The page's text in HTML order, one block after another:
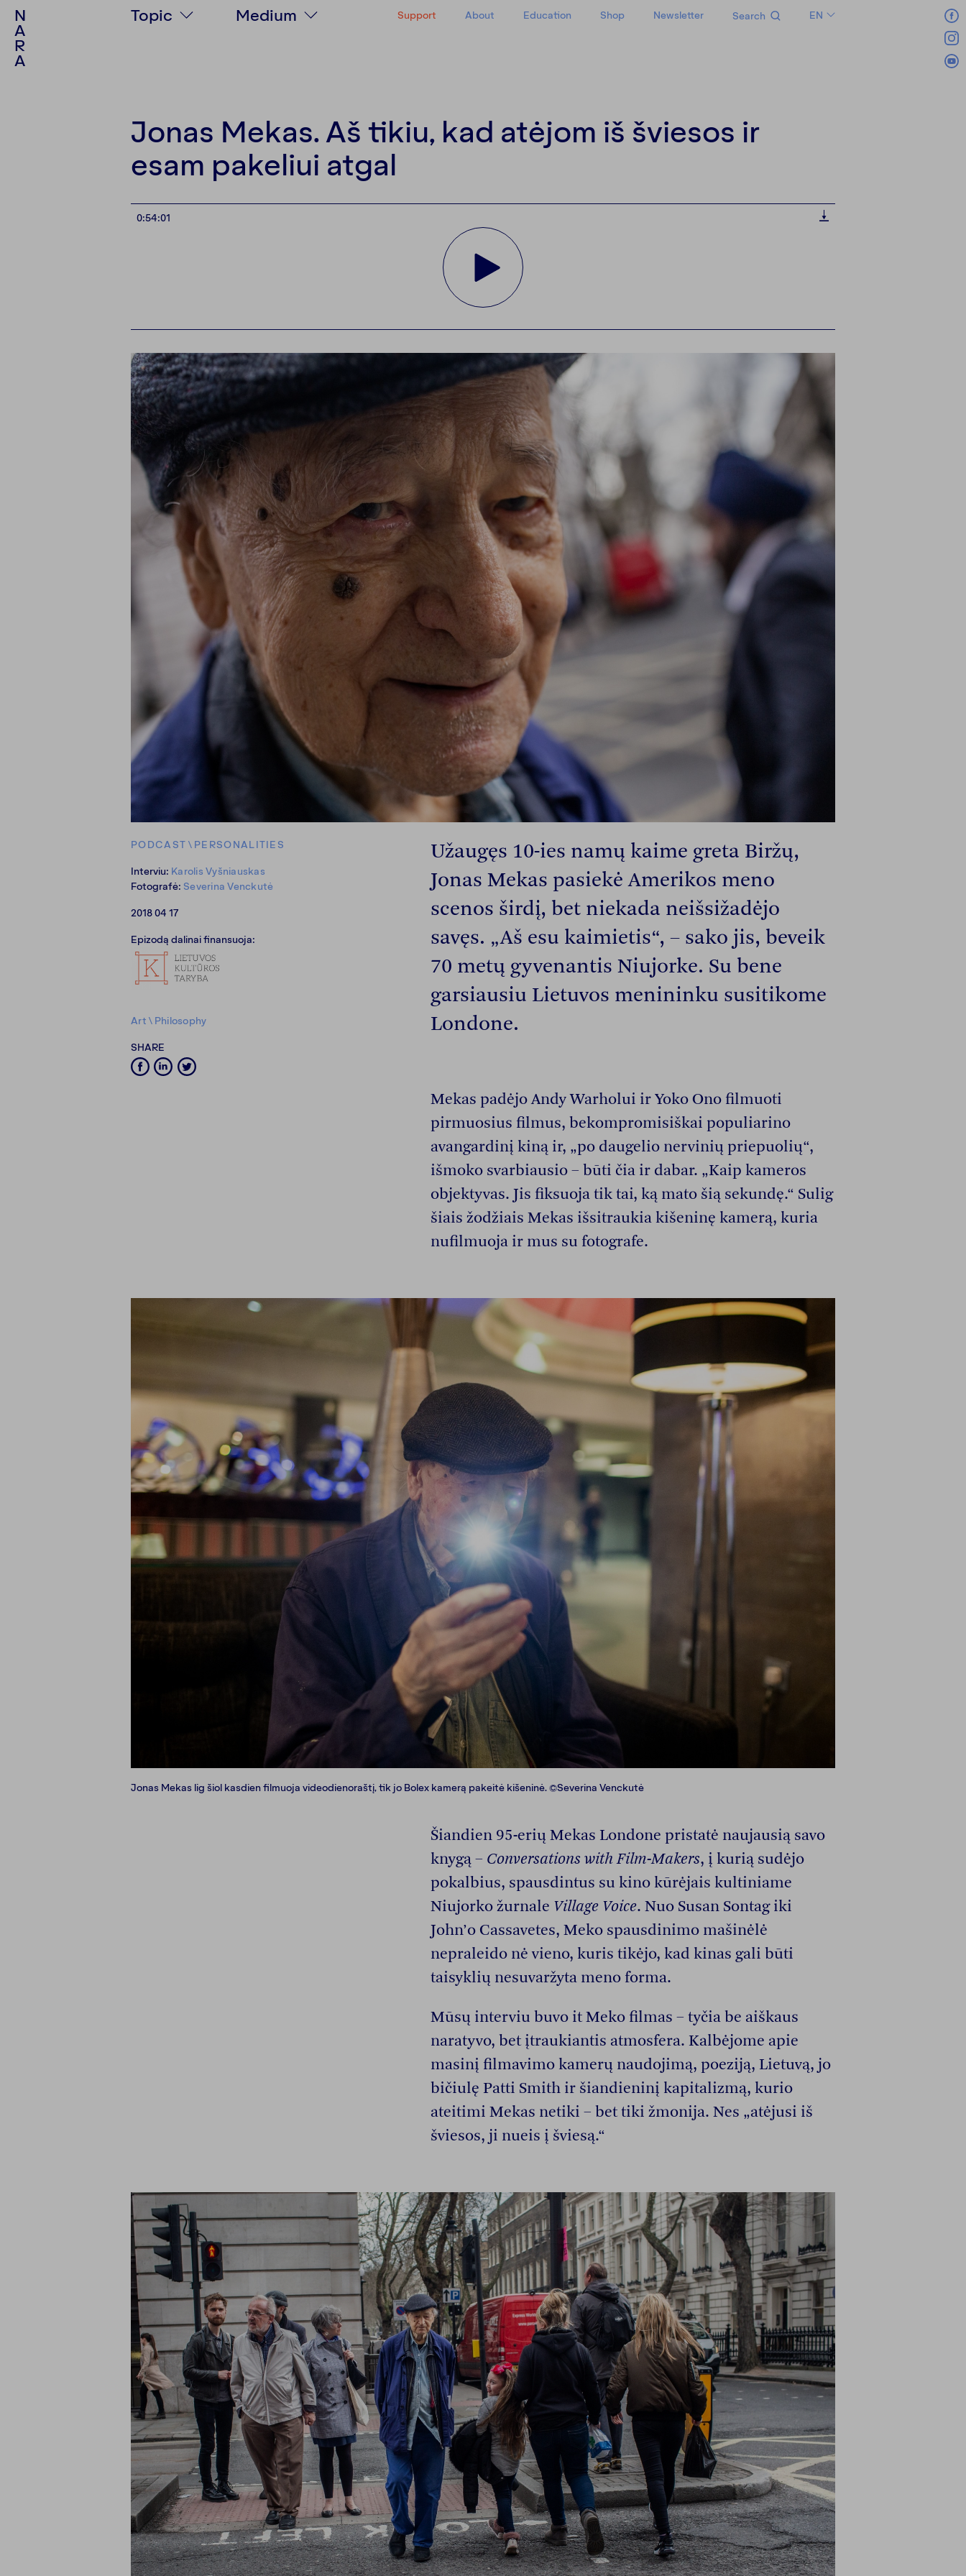
N
A
R
A
Topic
Personalities
Environment
Medium
Multimedia
Support About Education Shop Newsletter Search
EN
Jonas Mekas. Aš tikiu, kad atėjom iš šviesos ir
esam pakeliui atgal
0:54:01
PODCAST \ PERSONALITIES
Interviu: Karolis Vyšniauskas
Fotografė: Severina Venckutė
2018 04 17
Epizodą dalinai finansuoja:
Art \ Philosophy
SHARE
Užaugęs 10-ies namų kaime greta Biržų,
Jonas Mekas pasiekė Amerikos meno
scenos širdį, bet niekada neišsižadėjo
savęs. „Aš esu kaimietis“, – sako jis, beveik
70 metų gyvenantis Niujorke. Su bene
garsiausiu Lietuvos menininku susitikome
Londone.
Mekas padėjo Andy Warholui ir Yoko Ono filmuoti
pirmuosius filmus, bekompromisiškai populiarino
avangardinį kiną ir, „po daugelio nervinių priepuolių“,
išmoko svarbiausio – būti čia ir dabar. „Kaip kameros
objektyvas. Jis fiksuoja tik tai, ką mato šią sekundę.“ Sulig
šiais žodžiais Mekas išsitraukia kišeninę kamerą, kuria
nufilmuoja ir mus su fotografe.
Jonas Mekas lig šiol kasdien filmuoja videodienoraštį, tik jo Bolex kamerą pakeitė kišeninė. ©Severina Venckutė
Šiandien 95-erių Mekas Londone pristatė naujausią savo
knygą – Conversations with Film-Makers, į kurią sudėjo
pokalbius, spausdintus su kino kūrėjais kultiniame
Niujorko žurnale Village Voice. Nuo Susan Sontag iki
John’o Cassavetes, Meko spausdinimo mašinėlė
nepraleido nė vieno, kuris tikėjo, kad kinas gali būti
taisyklių nesuvaržyta meno forma.
Mūsų interviu buvo it Meko filmas – tyčia be aiškaus
naratyvo, bet įtraukiantis atmosfera. Kalbėjome apie
masinį filmavimo kamerų naudojimą, poeziją, Lietuvą, jo
bičiulę Patti Smith ir šiandieninį kapitalizmą, kurio
ateitimi Mekas netiki – bet tiki žmonija. Nes „atėjusi iš
šviesos, ji nueis į šviesą.“